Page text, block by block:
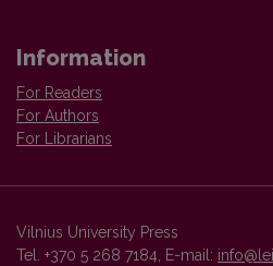
Information
For Readers
For Authors
For Librarians
Vilnius University Press
Tel. +370 5 268 7184, E-mail: